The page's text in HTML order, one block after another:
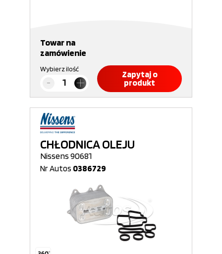
Towar na
zamówienie
Wybierz ilość
Zapytaj o
produkt
CHŁODNICA OLEJU
Nissens 90681
Nr Autos 0386729